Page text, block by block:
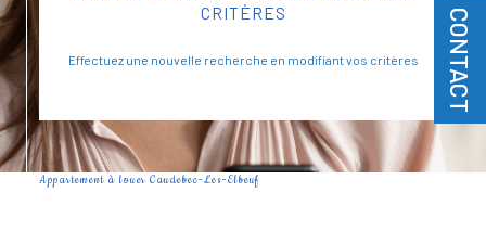
CONTACT
CRITÈRES
Effectuez une nouvelle recherche en modifiant vos critères
Appartement à louer Caudebec-Les-Elbeuf